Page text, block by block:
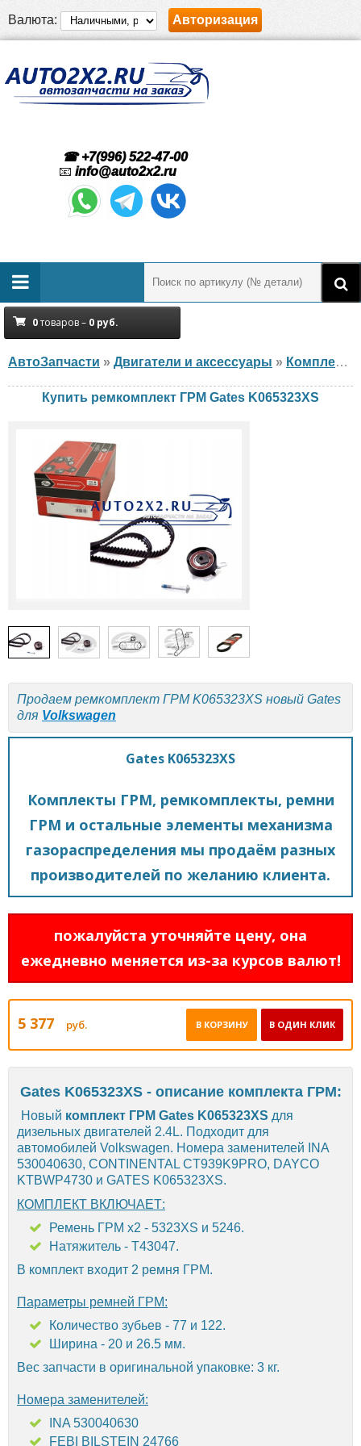
Валюта: Авторизация
☎ +7(996) 522-47-00
📧 info@auto2x2.ru
0товаров – 0 руб.
АвтоЗапчасти » Двигатели и аксессуары » Комплект ГРМ
Купить ремкомплект ГРМ Gates K065323XS
Продаем ремкомплект ГРМ K065323XS новый Gates
для Volkswagen
Gates K065323XS
Комплекты ГРМ, ремкомплекты, ремни
ГРМ и остальные элементы механизма
газораспределения мы продаём разных
производителей по желанию клиента.
пожалуйста уточняйте цену, она
ежедневно меняется из-за курсов валют!
5 377 руб. В ОДИН КЛИК
В КОРЗИНУ
Gates K065323XS - описание комплекта ГРМ:
Новый комплект ГРМ Gates K065323XS для
дизельных двигателей 2.4L. Подходит для
автомобилей Volkswagen. Номера заменителей INA
530040630, CONTINENTAL CT939K9PRO, DAYCO
KTBWP4730 и GATES K065323XS.
КОМПЛЕКТ ВКЛЮЧАЕТ:
Ремень ГРМ х2 - 5323XS и 5246.
Натяжитель - T43047.
В комплект входит 2 ремня ГРМ.
Параметры ремней ГРМ:
Количество зубьев - 77 и 122.
Ширина - 20 и 26.5 мм.
Вес запчасти в оригинальной упаковке: 3 кг.
Номера заменителей:
INA 530040630
FEBI BILSTEIN 24766